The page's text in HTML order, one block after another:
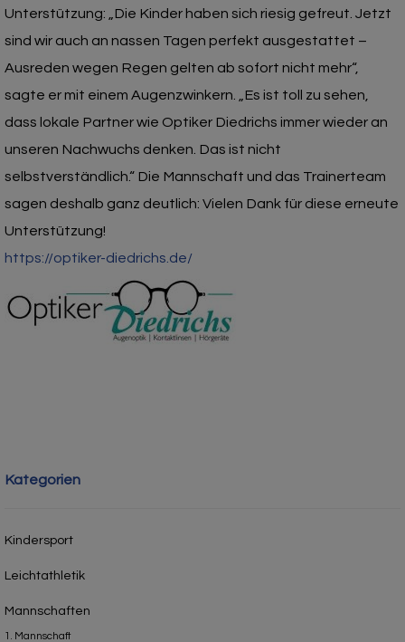
Unterstützung: „Die Kinder haben sich riesig gefreut. Jetzt
sind wir auch an nassen Tagen perfekt ausgestattet –
Ausreden wegen Regen gelten ab sofort nicht mehr“,
sagte er mit einem Augenzwinkern. „Es ist toll zu sehen,
dass lokale Partner wie Optiker Diedrichs immer wieder an
unseren Nachwuchs denken. Das ist nicht
selbstverständlich.“ Die Mannschaft und das Trainerteam
sagen deshalb ganz deutlich: Vielen Dank für diese erneute
Unterstützung!
https://optiker-diedrichs.de/
Kategorien
Kindersport
Leichtathletik
Mannschaften
1. Mannschaft